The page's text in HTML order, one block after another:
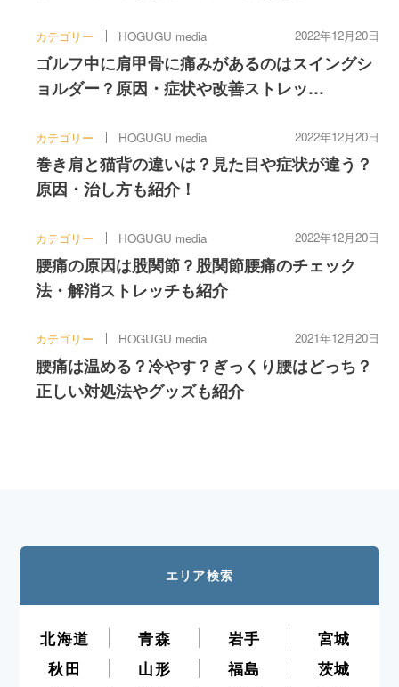
カテゴリー HOGUGU media 2022年12月20日
ゴルフ中に肩甲骨に痛みがあるのはスイングシ
ョルダー？原因・症状や改善ストレッ…
カテゴリー HOGUGU media 2022年12月20日
巻き肩と猫背の違いは？見た目や症状が違う？
原因・治し方も紹介！
カテゴリー HOGUGU media 2022年12月20日
腰痛の原因は股関節？股関節腰痛のチェック
法・解消ストレッチも紹介
カテゴリー HOGUGU media 2021年12月20日
腰痛は温める？冷やす？ぎっくり腰はどっち？
正しい対処法やグッズも紹介
エリア検索
北海道 青森 岩手
宮城
秋田
山形 福島
茨城